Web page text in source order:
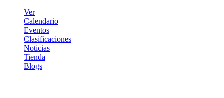
Ver
Calendario
Eventos
Clasificaciones
Noticias
Tienda
Blogs